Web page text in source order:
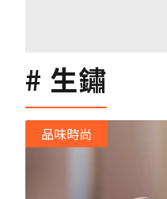
生鏽
品味時尚